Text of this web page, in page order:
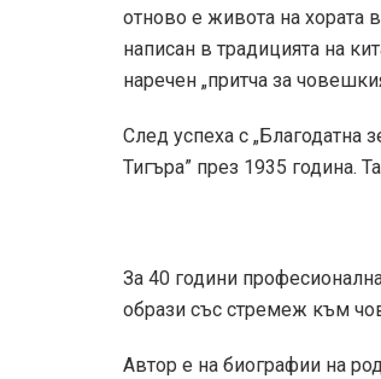
отново е живота на хората
написан в традицията на
наречен „притча за
След успеха с „Благодатна
Тигъра” през 1935 година.
За 40 години
образи със стремеж към
Автор е на биографии на